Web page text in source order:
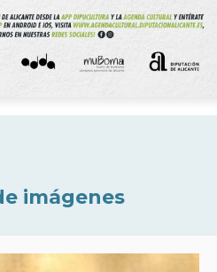
imágenes